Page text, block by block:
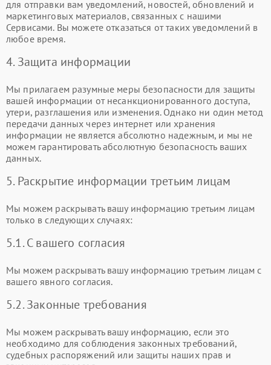
для отправки вам уведомлений, новостей, обновлений и
маркетинговых материалов, связанных с нашими
Сервисами. Вы можете отказаться от таких уведомлений в
любое время.
4. Защита информации
Мы прилагаем разумные меры безопасности для защиты
вашей информации от несанкционированного доступа,
утери, разглашения или изменения. Однако ни один метод
передачи данных через интернет или хранения
информации не является абсолютно надежным, и мы не
можем гарантировать абсолютную безопасность ваших
данных.
5. Раскрытие информации третьим лицам
Мы можем раскрывать вашу информацию третьим лицам
только в следующих случаях:
5.1. С вашего согласия
Мы можем раскрывать вашу информацию третьим лицам с
вашего явного согласия.
5.2. Законные требования
Мы можем раскрывать вашу информацию, если это
необходимо для соблюдения законных требований,
судебных распоряжений или защиты наших прав и